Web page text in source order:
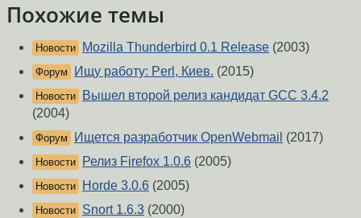
Похожие темы
Новости Mozilla Thunderbird 0.1 Release (2003)
Форум Ищу работу: Perl, Киев. (2015)
Новости
Вышел второй релиз кандидат GCC 3.4.2
(2004)
Форум Ищется разработчик OpenWebmail (2017)
Новости Релиз Firefox 1.0.6 (2005)
Новости Horde 3.0.6 (2005)
Новости Snort 1.6.3 (2000)